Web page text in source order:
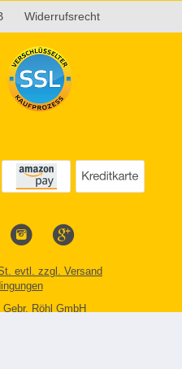
Widerrufsrecht
evtl. zzgl. Versand
Röhl GmbH